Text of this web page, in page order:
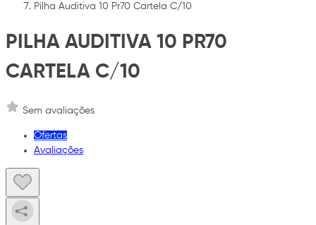
Pilha Auditiva 10 Pr70 Cartela C/10
PILHA AUDITIVA 10 PR70
CARTELA C/10
Sem avaliações
Ofertas
Avaliações